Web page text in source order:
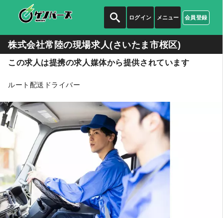
ログイン 会員登録
メニュー
株式会社常陸の現場求人(さいたま市桜区)
この求人は提携の求人媒体から提供されています
ルート配送ドライバー